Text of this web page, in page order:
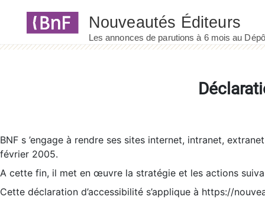
BNF s ’engage à rendre ses sites internet, intranet,
février 2005.
A cette fin, il met en œuvre la stratégie et les actions
Cette déclaration d’accessibilité s’applique à https://